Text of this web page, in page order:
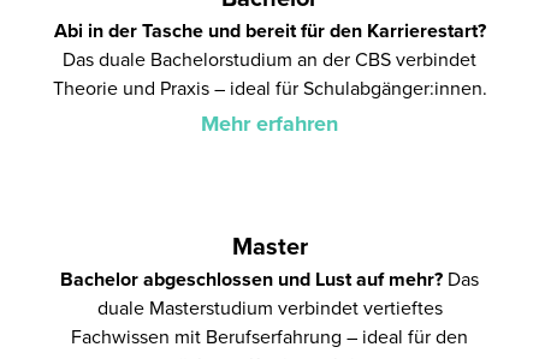
Abi in der Tasche und bereit für den Karrierestart?
Das duale Bachelorstudium an der CBS verbindet
Theorie und Praxis – ideal für Schulabgänger:innen.
Mehr erfahren
Master
Bachelor abgeschlossen und Lust auf mehr? Das
duale Masterstudium verbindet vertieftes
Fachwissen mit Berufserfahrung – ideal für den